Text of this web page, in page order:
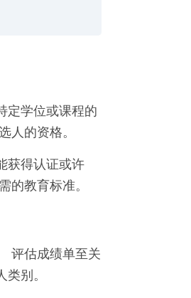
定学位或课程的
的资格。
获得认证或许
教育标准。
评估成绩单至关
别。